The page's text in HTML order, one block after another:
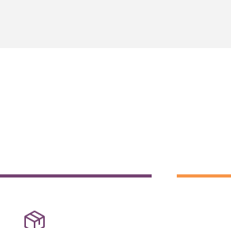
Gönder